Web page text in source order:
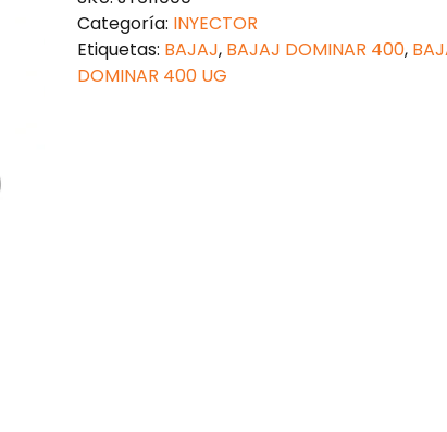
Categoría: INYECTOR
Etiquetas: BAJAJ, BAJAJ DOMINAR 400,
DOMINAR 400 UG